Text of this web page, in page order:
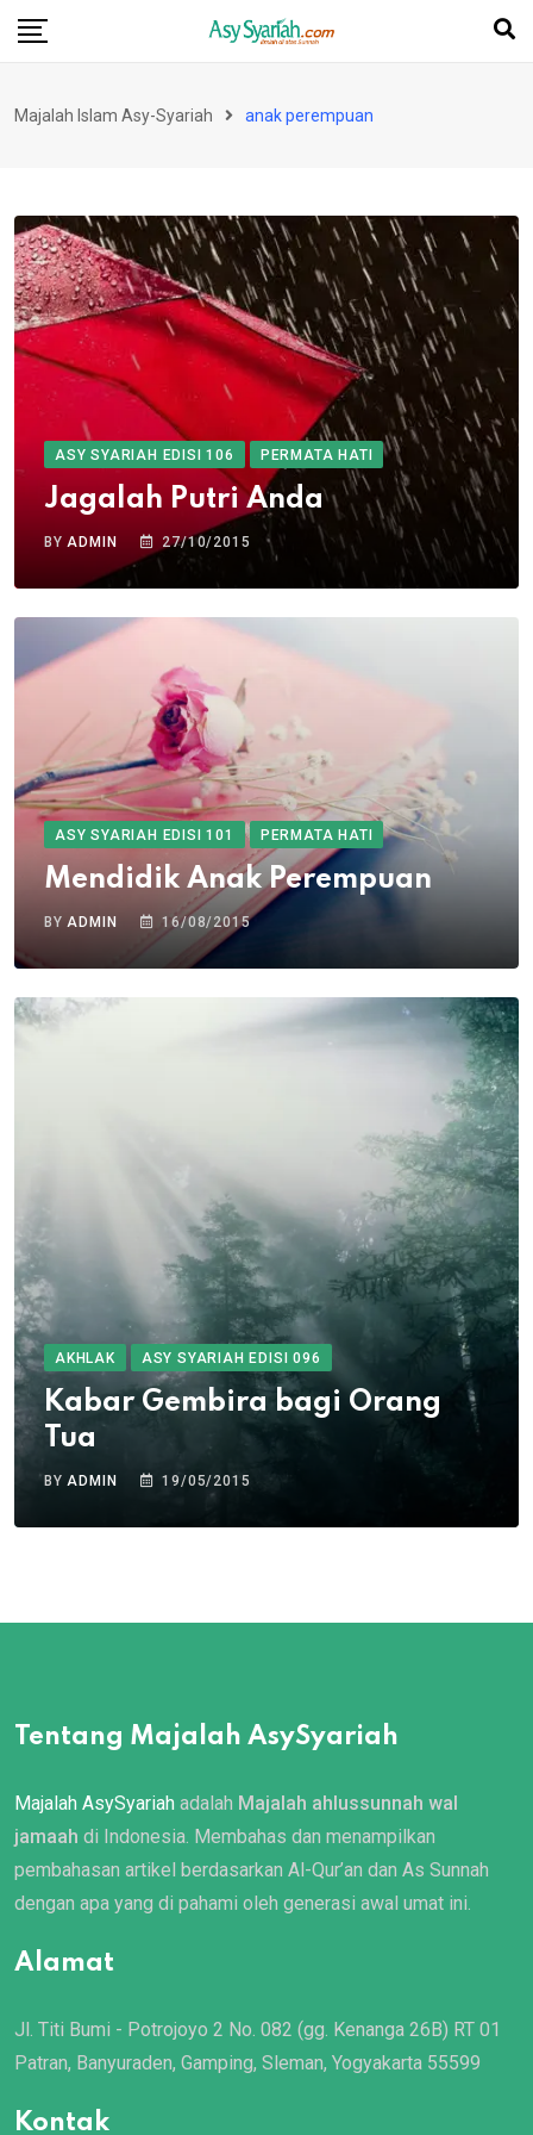
Skip
Majalah Islam Asy-Syariah anak perempuan
ASY SYARIAH EDISI 106 PERMATA HATI
Jagalah Putri Anda
BYADMIN 27/10/2015
ASY SYARIAH EDISI 101 PERMATA HATI
Mendidik Anak Perempuan
BYADMIN 16/08/2015
AKHLAK ASY SYARIAH EDISI 096
Kabar Gembira bagi Orang
Tua
BYADMIN 19/05/2015
Tentang Majalah AsySyariah
Majalah AsySyariah adalah Majalah ahlussunnah wal
jamaah di Indonesia. Membahas dan menampilkan
pembahasan artikel berdasarkan Al-Qur’an dan As Sunnah
dengan apa yang di pahami oleh generasi awal umat ini.
Alamat
Jl. Titi Bumi - Potrojoyo 2 No. 082 (gg. Kenanga 26B) RT 01
Patran, Banyuraden, Gamping, Sleman, Yogyakarta 55599
Kontak